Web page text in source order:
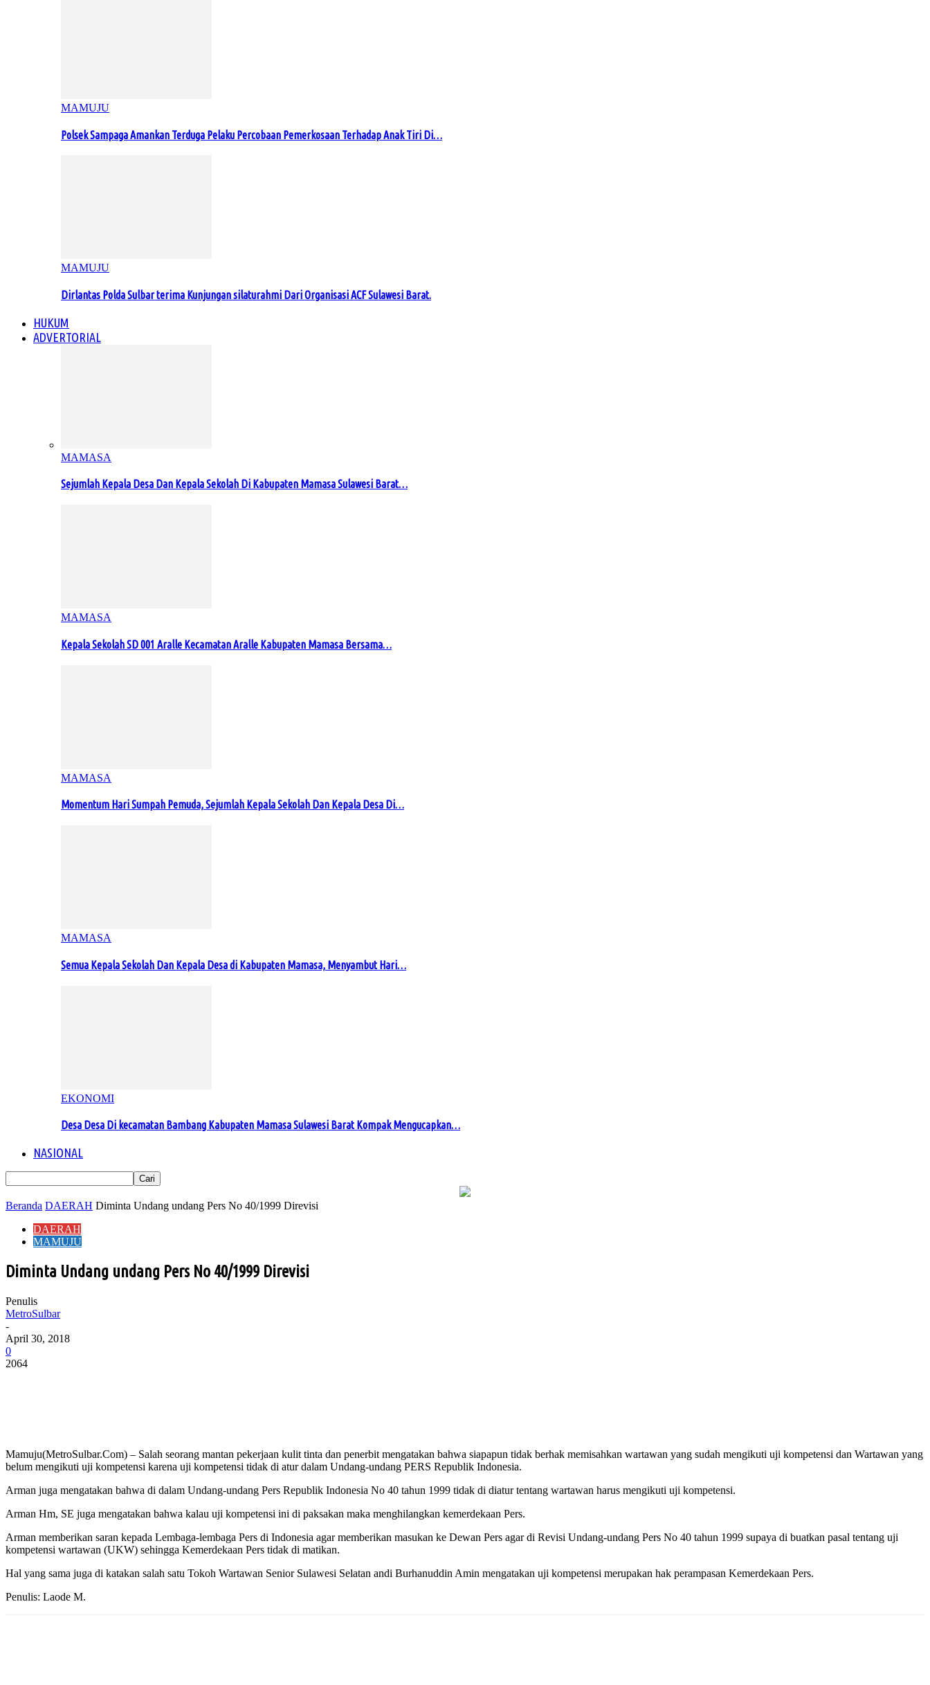
MAMUJU
Polsek Sampaga Amankan Terduga Pelaku Percobaan Pemerkosaan Terhadap Anak Tiri Di…
MAMUJU
Dirlantas Polda Sulbar terima Kunjungan silaturahmi Dari Organisasi ACF Sulawesi Barat.
HUKUM
ADVERTORIAL
MAMASA
Sejumlah Kepala Desa Dan Kepala Sekolah Di Kabupaten Mamasa Sulawesi Barat…
MAMASA
Kepala Sekolah SD 001 Aralle Kecamatan Aralle Kabupaten Mamasa Bersama…
MAMASA
Momentum Hari Sumpah Pemuda, Sejumlah Kepala Sekolah Dan Kepala Desa Di…
MAMASA
Semua Kepala Sekolah Dan Kepala Desa di Kabupaten Mamasa, Menyambut Hari…
EKONOMI
Desa Desa Di kecamatan Bambang Kabupaten Mamasa Sulawesi Barat Kompak Mengucapkan…
NASIONAL
Beranda DAERAH Diminta Undang undang Pers No 40/1999 Direvisi
DAERAH
MAMUJU
Diminta Undang undang Pers No 40/1999 Direvisi
Penulis
MetroSulbar
-
April 30, 2018
0
2064
Mamuju(MetroSulbar.Com) – Salah seorang mantan pekerjaan kulit tinta dan penerbit mengatakan bahwa siapapun tidak berhak memisahkan wartawan yang sudah mengikuti uji kompetensi dan Wartawan yang
belum mengikuti uji kompetensi karena uji kompetensi tidak di atur dalam Undang-undang PERS Republik Indonesia.
Arman juga mengatakan bahwa di dalam Undang-undang Pers Republik Indonesia No 40 tahun 1999 tidak di diatur tentang wartawan harus mengikuti uji kompetensi.
Arman Hm, SE juga mengatakan bahwa kalau uji kompetensi ini di paksakan maka menghilangkan kemerdekaan Pers.
Arman memberikan saran kepada Lembaga-lembaga Pers di Indonesia agar memberikan masukan ke Dewan Pers agar di Revisi Undang-undang Pers No 40 tahun 1999 supaya di buatkan pasal tentang uji
kompetensi wartawan (UKW) sehingga Kemerdekaan Pers tidak di matikan.
Hal yang sama juga di katakan salah satu Tokoh Wartawan Senior Sulawesi Selatan andi Burhanuddin Amin mengatakan uji kompetensi merupakan hak perampasan Kemerdekaan Pers.
Penulis: Laode M.